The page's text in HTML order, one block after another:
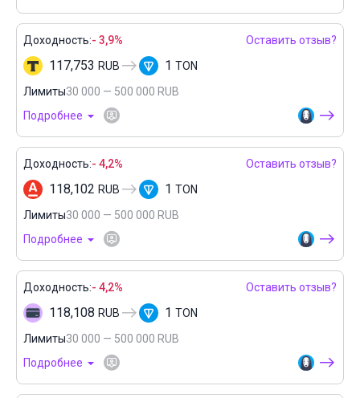
Доходность:- 3,9% Оставить отзыв?
117,753 RUB 1 TON
Лимиты30 000 — 500 000 RUB
Подробнее
Доходность:- 4,2% Оставить отзыв?
118,102 RUB 1 TON
Лимиты30 000 — 500 000 RUB
Подробнее
Доходность:- 4,2% Оставить отзыв?
118,108 RUB 1 TON
Лимиты30 000 — 500 000 RUB
Подробнее